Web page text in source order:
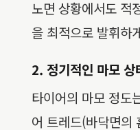
노면 상황에서도 적
을 최적으로 발휘하
2. 정기적인 마모 상
타이어의 마모 정도
어 트레드(바닥면의